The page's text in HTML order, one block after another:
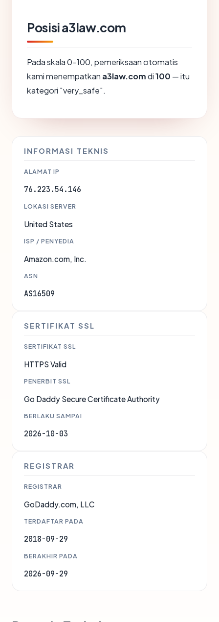
Posisi a3law.com
Pada skala 0-100, pemeriksaan otomatis
kami menempatkan a3law.comdi100 — itu
kategori "very_safe".
INFORMASI TEKNIS
ALAMAT IP
76.223.54.146
LOKASI SERVER
United States
ISP / PENYEDIA
Amazon.com, Inc.
ASN
AS16509
SERTIFIKAT SSL
SERTIFIKAT SSL
HTTPS Valid
PENERBIT SSL
Go Daddy Secure Certificate Authority
BERLAKU SAMPAI
2026-10-03
REGISTRAR
REGISTRAR
GoDaddy.com, LLC
TERDAFTAR PADA
2018-09-29
BERAKHIR PADA
2026-09-29